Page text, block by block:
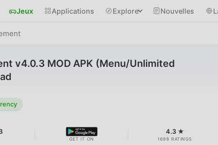
Jeux Applications Explore Nouvelles
v4.0.3 MOD APK (Menu/Unlimited
GET IT ON
4.3 ★
1698 RATINGS